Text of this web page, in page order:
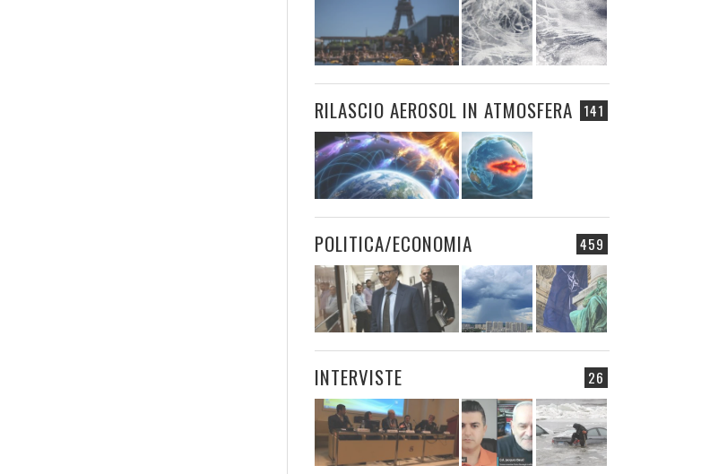
141
RILASCIO AEROSOL IN ATMOSFERA
459
POLITICA/ECONOMIA
26
INTERVISTE